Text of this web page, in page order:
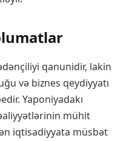
qanunidir, lakin
və biznes qeydiyyatı
Yaponiyadakı
mühit
iqtisadiyyata müsbət